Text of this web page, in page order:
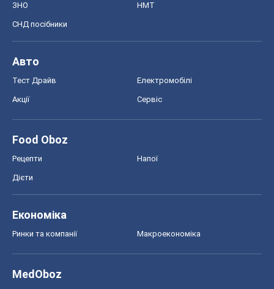
ЗНО НМТ
СНД посібники
Авто
Тест Драйв Електромобілі
Акції Сервіс
Food Oboz
Рецепти Напої
Дієти
Економіка
Ринки та компанії Макроекономіка
MedOboz